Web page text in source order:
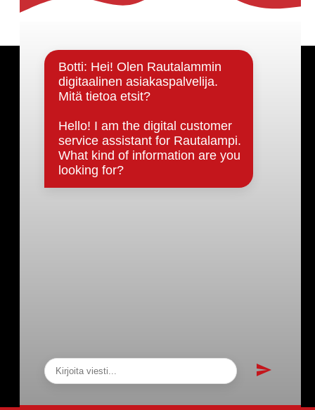
Päätöksenteko ja lähidemokratia
Päätökset, esityslistat & pöytäkirjat
Hallinto
Kunnanhallitus
Kunnanvaltuusto